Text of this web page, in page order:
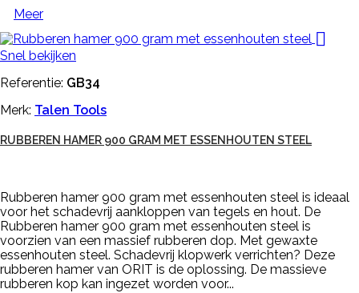
Meer

Snel bekijken
Referentie: GB34
Merk: Talen Tools
RUBBEREN HAMER 900 GRAM MET ESSENHOUTEN STEEL
Rubberen hamer 900 gram met essenhouten steel is ideaal
voor het schadevrij aankloppen van tegels en hout. De
Rubberen hamer 900 gram met essenhouten steel is
voorzien van een massief rubberen dop. Met gewaxte
essenhouten steel. Schadevrij klopwerk verrichten? Deze
rubberen hamer van ORIT is de oplossing. De massieve
rubberen kop kan ingezet worden voor...